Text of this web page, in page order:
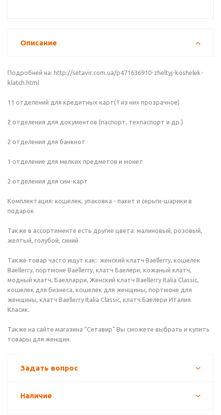
Описание
Подробней на: http://setavir.com.ua/p471636910-zheltyj-koshelek-
klatch.html
11 отделений для кредитных карт(1 из них прозрачное)
2 отделения для документов (паспорт, техпаспорт и др.)
2 отделения для банкнот
1 отделение для мелких предметов и монет
2 отделения для сим-карт
Комплектация: кошелек, упаковка - пакет и серьги-шарики в
подарок
Также в ассортименте есть другие цвета: малиновый, розовый,
желтый, голубой, синий
Также товар часто ищут как: женский клатч Baellerry, кошелек
Baellerry, портмоне Baellerry, клатч Баелери, кожаный клатч,
модный клатч, Баелларри, Женский клатч Baellerry Italia Classic,
кошелек для бизнеса, кошелек для женщины, портмоне для
женщины, клатч Baellerry Italia Classic, клатч Баелери Италия
Класик.
Также на сайте магазина "Сетавир" Вы сможете выбрать и купить
товары для женщин.
Задать вопрос
Наличие